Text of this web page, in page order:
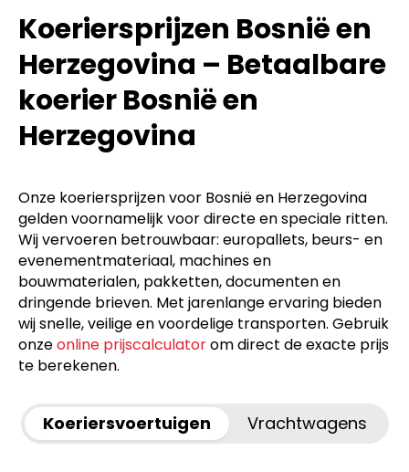
Koeriersprijzen Bosnië en
Herzegovina – Betaalbare
koerier Bosnië en
Herzegovina
Onze koeriersprijzen voor Bosnië en Herzegovina
gelden voornamelijk voor directe en speciale ritten.
Wij vervoeren betrouwbaar: europallets, beurs- en
evenementmateriaal, machines en
bouwmaterialen, pakketten, documenten en
dringende brieven. Met jarenlange ervaring bieden
wij snelle, veilige en voordelige transporten. Gebruik
onzeonline prijscalculatorom direct de exacte prijs
te berekenen.
Koeriersvoertuigen Vrachtwagens